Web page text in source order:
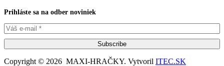
Prihláste sa na odber noviniek
Subscribe
Copyright © 2026 MAXI-HRAČKY. Vytvoril ITEC.SK